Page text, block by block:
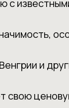
с
и
свою